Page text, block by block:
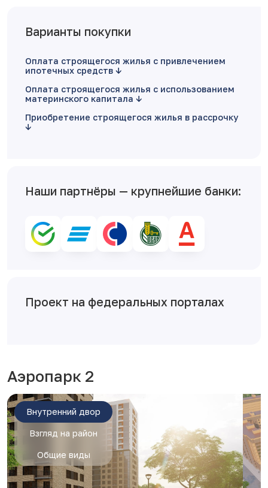
Варианты покупки
Оплата строящегося жилья с привлечением
ипотечных средств
Оплата строящегося жилья с использованием
материнского капитала
Приобретение строящегося жилья в рассрочку
Наши партнёры — крупнейшие банки:
Проект на федеральных порталах
Аэропарк 2
Внутренний двор
Взгляд на район
Общие виды